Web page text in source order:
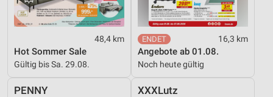
48,4 km
Hot Sommer Sale
Gültig bis Sa. 29.08.
16,3 km
Angebote ab 01.08.
Noch heute gültig
PENNY XXXLutz